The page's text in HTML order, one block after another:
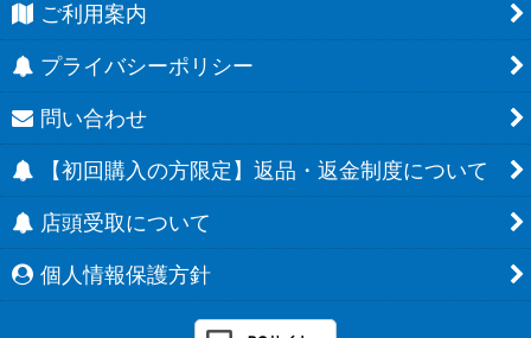
ご利用案内
プライバシーポリシー
問い合わせ
【初回購入の方限定】返品・返金制度について
店頭受取について
個人情報保護方針